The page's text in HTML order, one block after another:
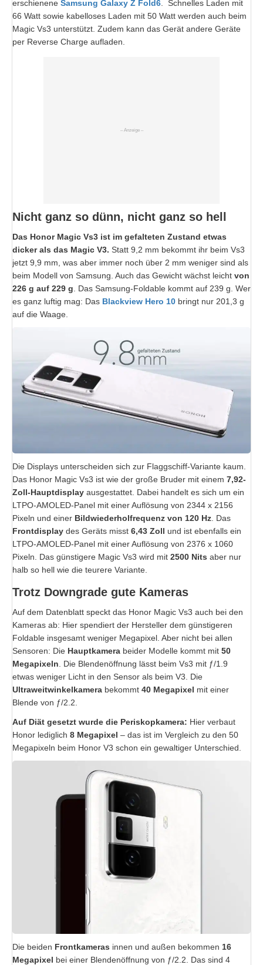
erschienene Samsung Galaxy Z Fold6. Schnelles Laden mit
66 Watt sowie kabelloses Laden mit 50 Watt werden auch beim
Magic Vs3 unterstützt. Zudem kann das Gerät andere Geräte
per Reverse Charge aufladen.
Nicht ganz so dünn, nicht ganz so hell
Das Honor Magic Vs3 ist im gefalteten Zustand etwas
dicker als das Magic V3. Statt 9,2 mm bekommt ihr beim Vs3
jetzt 9,9 mm, was aber immer noch über 2 mm weniger sind als
beim Modell von Samsung. Auch das Gewicht wächst leicht von
226 g auf 229 g. Das Samsung-Foldable kommt auf 239 g. Wer
es ganz luftig mag: Das Blackview Hero 10 bringt nur 201,3 g
auf die Waage.
Die Displays unterscheiden sich zur Flaggschiff-Variante kaum.
Das Honor Magic Vs3 ist wie der große Bruder mit einem 7,92-
Zoll-Hauptdisplay ausgestattet. Dabei handelt es sich um ein
LTPO-AMOLED-Panel mit einer Auflösung von 2344 x 2156
Pixeln und einer Bildwiederholfrequenz von 120 Hz . Das
Frontdisplay des Geräts misst 6,43 Zoll und ist ebenfalls ein
LTPO-AMOLED-Panel mit einer Auflösung von 2376 x 1060
Pixeln. Das günstigere Magic Vs3 wird mit 2500 Nits aber nur
halb so hell wie die teurere Variante.
Trotz Downgrade gute Kameras
Auf dem Datenblatt speckt das Honor Magic Vs3 auch bei den
Kameras ab: Hier spendiert der Hersteller dem günstigeren
Foldable insgesamt weniger Megapixel. Aber nicht bei allen
Sensoren: Die Hauptkamera beider Modelle kommt mit 50
Megapixeln . Die Blendenöffnung lässt beim Vs3 mit ƒ/1.9
etwas weniger Licht in den Sensor als beim V3. Die
Ultraweitwinkelkamera bekommt 40 Megapixel mit einer
Blende von ƒ/2.2.
Auf Diät gesetzt wurde die Periskopkamera: Hier verbaut
Honor lediglich 8 Megapixel – das ist im Vergleich zu den 50
Megapixeln beim Honor V3 schon ein gewaltiger Unterschied.
Die beiden Frontkameras innen und außen bekommen 16
Megapixel bei einer Blendenöffnung von ƒ/2.2. Das sind 4